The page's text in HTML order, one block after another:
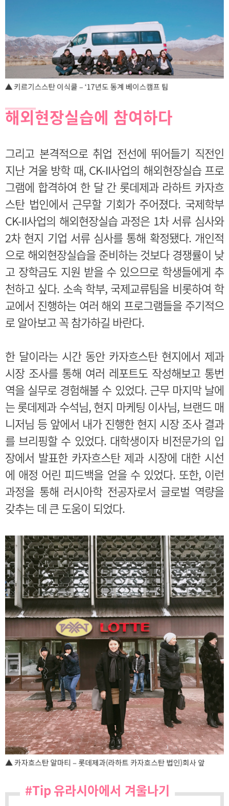
해외현장실습에 참여하다
그리고 본격적으로 취업 전선에 뛰어들기 직전인
지난 겨울 방학 때, CK-II사업의 해외현장실습 프로
그램에 합격하여 한 달 간 롯데제과 라하트 카자흐
스탄 법인에서 근무할 기회가 주어졌다. 국제학부
CK-II사업의 해외현장실습 과정은 1차 서류 심사와
2차 현지 기업 서류 심사를 통해 확정됐다. 개인적
으로 해외현장실습을 준비하는 것보다 경쟁률이 낮
고 장학금도 지원 받을 수 있으므로 학생들에게 추
천하고 싶다. 소속 학부, 국제교류팀을 비롯하여 학
교에서 진행하는 여러 해외 프로그램들을 주기적으
로 알아보고 꼭 참가하길 바란다.
한 달이라는 시간 동안 카자흐스탄 현지에서 제과
시장 조사를 통해 여러 레포트도 작성해보고 통번
역을 실무로 경험해볼 수 있었다. 근무 마지막 날에
는 롯데제과 수석님, 현지 마케팅 이사님, 브랜드 매
니저님 등 앞에서 내가 진행한 현지 시장 조사 결과
를 브리핑할 수 있었다. 대학생이자 비전문가의 입
장에서 발표한 카자흐스탄 제과 시장에 대한 시선
에 애정 어린 피드백을 얻을 수 있었다. 또한, 이런
과정을 통해 러시아학 전공자로서 글로벌 역량을
갖추는 데 큰 도움이 되었다.
#Tip 유라시아에서 겨울나기